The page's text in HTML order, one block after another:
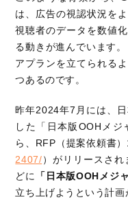
は、広告の視認状況を
視聴者のデータを数値
る動きが進んでいます
アプランを立てられる
つあるのです。
昨年2024年7月には、
した「日本版OOHメ
ら、RFP（提案依頼書
2407/）がリリースさ
どに
「日本版OOHメジ
立ち上げようという計画